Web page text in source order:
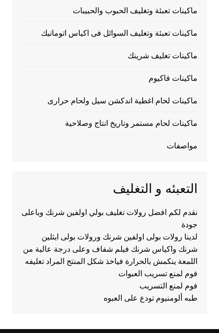
ماكينات تعبئة وتغليف الحبوب والحبيبات
ماكينات تعبئة وتغليف السوائل فى اكياس اتوماتيك
ماكينات تغليف شرينك
ماكينات فاكيوم
ماكينات لحام اغطية اندكشن سيل ولحام حرارى
ماكينات لحام مستمر وتاريخ انتاج وصلاحية
مواصفات
التعبئه و التغليف
نقدم لكم افضل رولات تغليف بولي اولفين شرنك وباعلى
جودة
لدينا رولات بولى اولفين شرنك ورولات بولى ايثلين
شرنك واكياس شرنك فيلم شفاف وعلى درجة عالية من
اللمعة ينكمش بالحرارة فياخذ شكل المنتج المراد تغليفه
فوم لمنع تسريب العبوات
فوم لمنع التسريب
طبه ألومنيوم تودع على العبوه